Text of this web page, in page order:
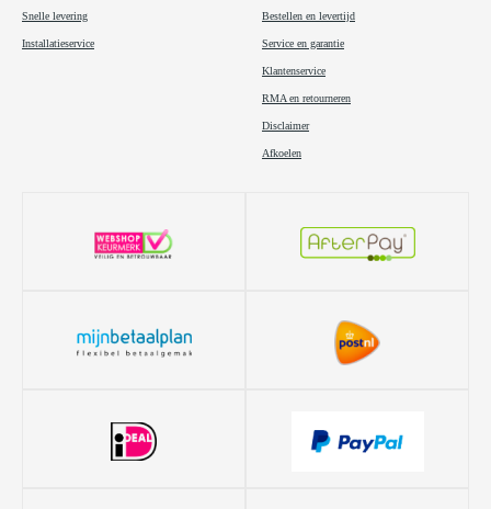
Snelle levering
Installatieservice
Bestellen en levertijd
Service en garantie
Klantenservice
RMA en retourneren
Disclaimer
Afkoelen